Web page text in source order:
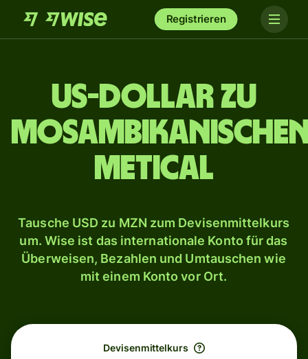
Registrieren
US-Dollar zu
Metical
Tausche USD zu MZN zum Devisenmittelkurs
um. Wise ist das internationale Konto für das
Überweisen, Bezahlen und Umtauschen wie
mit einem Konto vor Ort.
Devisenmittelkurs